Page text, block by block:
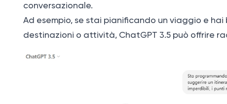
conversazionale.
Ad esempio, se stai pianificando un viaggio e
destinazioni o attività, ChatGPT 3.5 può offrire